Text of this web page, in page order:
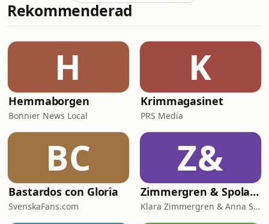
Rekommenderad
H
Hemmaborgen
Bonnier News Local
K
Krimmagasinet
PRS Media
BC
Bastardos con Gloria
SvenskaFans.com
Z&
Zimmergren & Spolander
Klara Zimmergren & Anna Spolander